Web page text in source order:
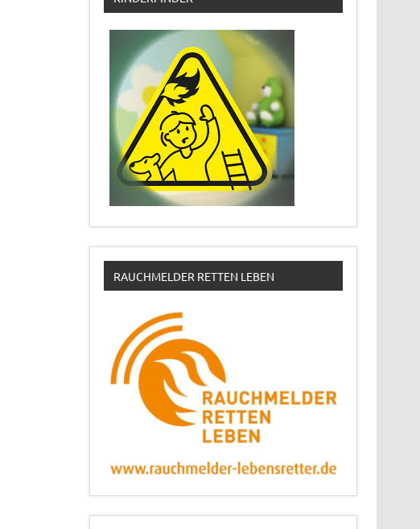
RAUCHMELDER RETTEN LEBEN